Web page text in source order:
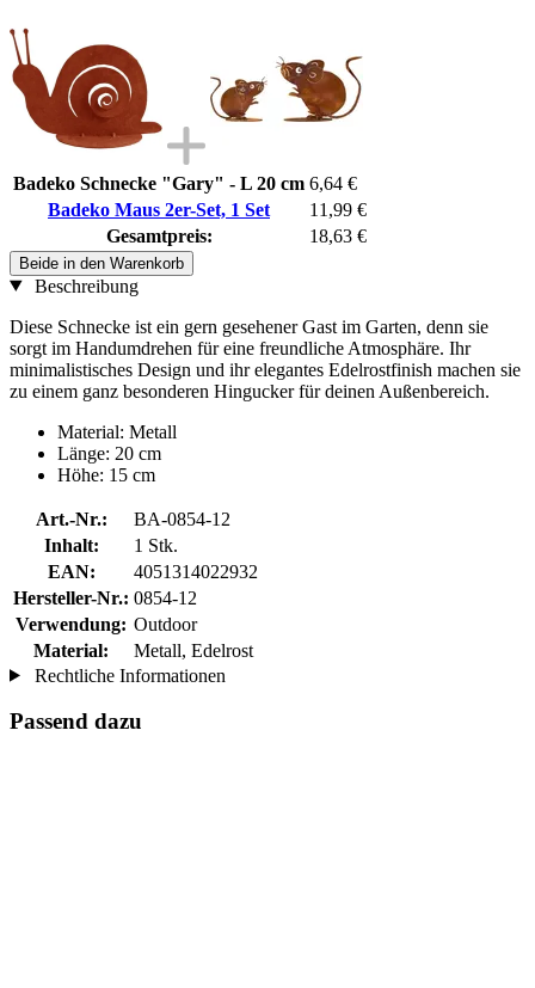
Badeko Schnecke "Gary" - L 20 cm 6,64 €
Badeko Maus 2er-Set, 1 Set
11,99 €
Gesamtpreis:
18,63 €
Beide in den Warenkorb
Beschreibung
Diese Schnecke ist ein gern gesehener Gast im Garten, denn sie
sorgt im Handumdrehen für eine freundliche Atmosphäre. Ihr
minimalistisches Design und ihr elegantes Edelrostfinish machen sie
zu einem ganz besonderen Hingucker für deinen Außenbereich.
Material: Metall
Länge: 20 cm
Höhe: 15 cm
Art.-Nr.:
BA-0854-12
Inhalt:
1 Stk.
EAN:
4051314022932
Hersteller-Nr.: 0854-12
Verwendung: Outdoor
Material:
Metall, Edelrost
Rechtliche Informationen
Passend dazu